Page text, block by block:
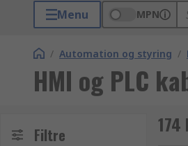
Menu MPN
/ Automation og styring /
HMI og PLC
Filtre